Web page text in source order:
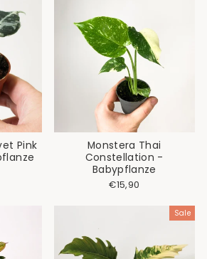
Pink
Monstera Thai
Constellation -
Babypflanze
€15,90
Sale